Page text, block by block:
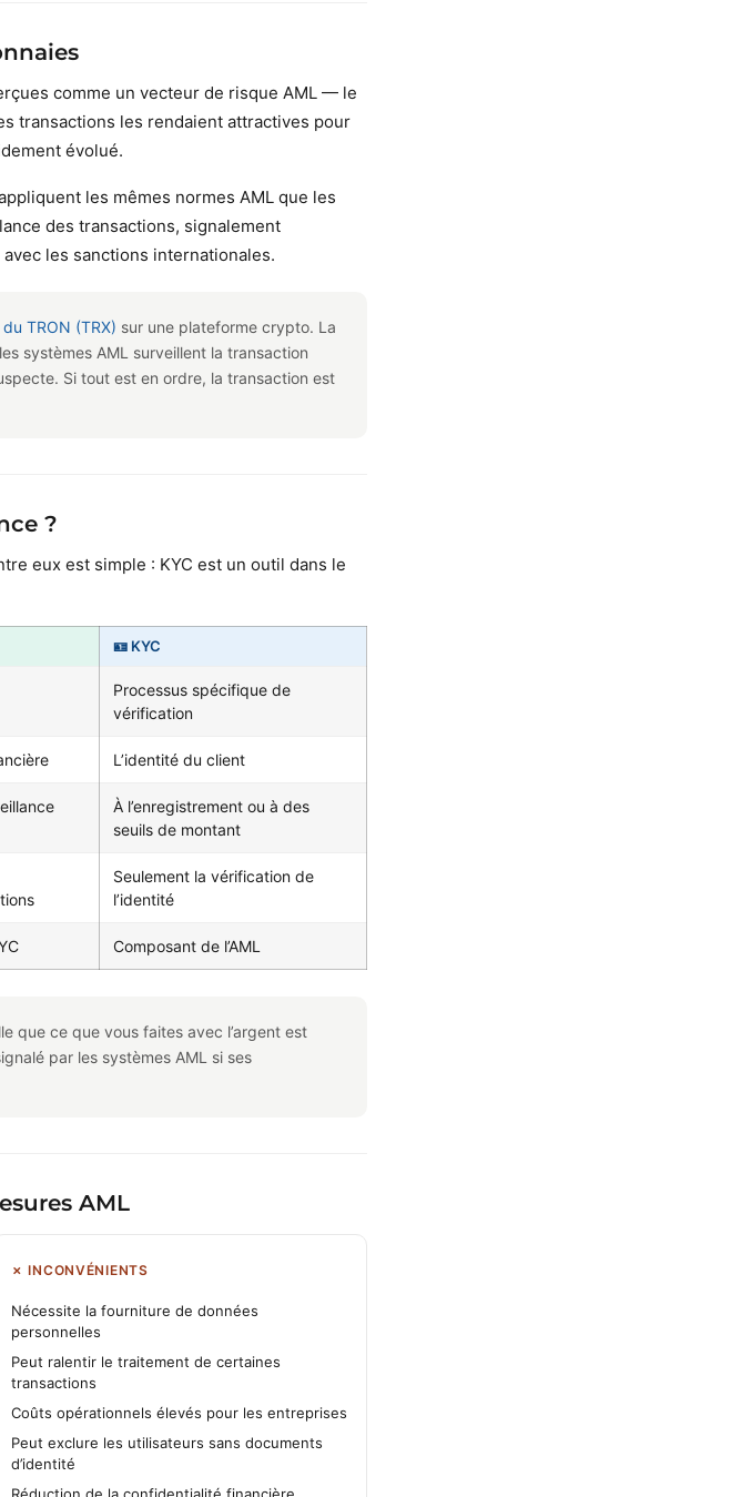
comme un vecteur de risque AML — le
transactions les rendaient attractives pour
évolué.
les mêmes normes AML que les
des transactions, signalement
les sanctions internationales.
TRON (TRX) sur une plateforme crypto. La
systèmes AML surveillent la transaction
Si tout est en ordre, la transaction est
?
eux est simple : KYC est un outil dans le
🪪 KYC
Processus spécifique de
vérification
L’identité du client
À l’enregistrement ou à des
seuils de montant
Seulement la vérification de
l’identité
Composant de l’AML
que ce que vous faites avec l’argent est
par les systèmes AML si ses
AML
✗ INCONVÉNIENTS
Nécessite la fourniture de données
personnelles
Peut ralentir le traitement de certaines
transactions
Coûts opérationnels élevés pour les entreprises
Peut exclure les utilisateurs sans documents
d’identité